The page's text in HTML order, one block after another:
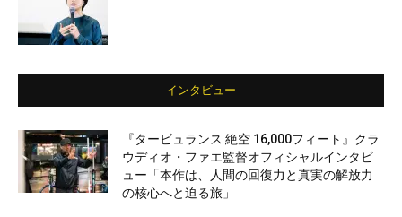
インタビュー
『タービュランス 絶空 16,000フィート』クラ
ウディオ・ファエ監督オフィシャルインタビ
ュー「本作は、人間の回復力と真実の解放力
の核心へと迫る旅」